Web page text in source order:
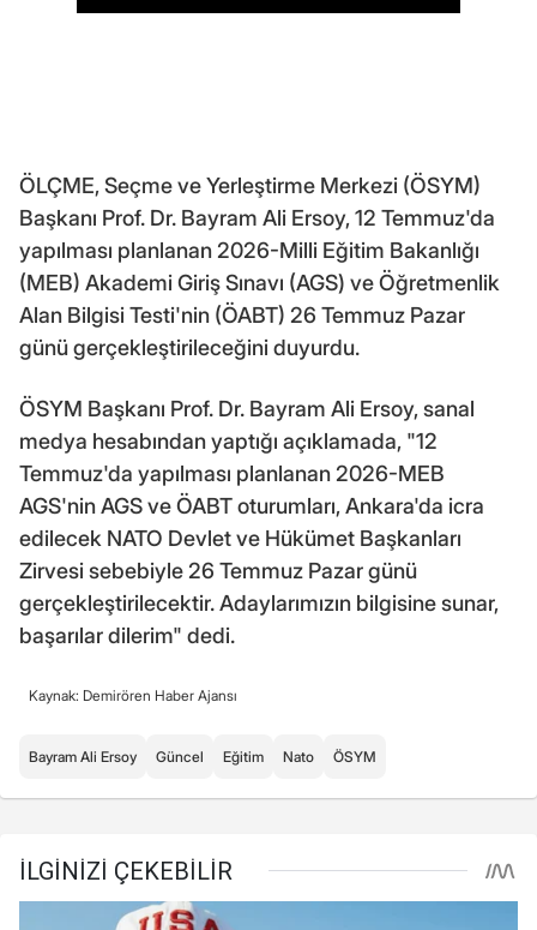
ÖLÇME, Seçme ve Yerleştirme Merkezi (ÖSYM)
Başkanı Prof. Dr. Bayram Ali Ersoy, 12 Temmuz'da
yapılması planlanan 2026-Milli Eğitim Bakanlığı
(MEB) Akademi Giriş Sınavı (AGS) ve Öğretmenlik
Alan Bilgisi Testi'nin (ÖABT) 26 Temmuz Pazar
günü gerçekleştirileceğini duyurdu.
ÖSYM Başkanı Prof. Dr. Bayram Ali Ersoy, sanal
medya hesabından yaptığı açıklamada, "12
Temmuz'da yapılması planlanan 2026-MEB
AGS'nin AGS ve ÖABT oturumları, Ankara'da icra
edilecek NATO Devlet ve Hükümet Başkanları
Zirvesi sebebiyle 26 Temmuz Pazar günü
gerçekleştirilecektir. Adaylarımızın bilgisine sunar,
başarılar dilerim" dedi.
Kaynak: Demirören Haber Ajansı
Bayram Ali Ersoy Güncel Eğitim Nato ÖSYM